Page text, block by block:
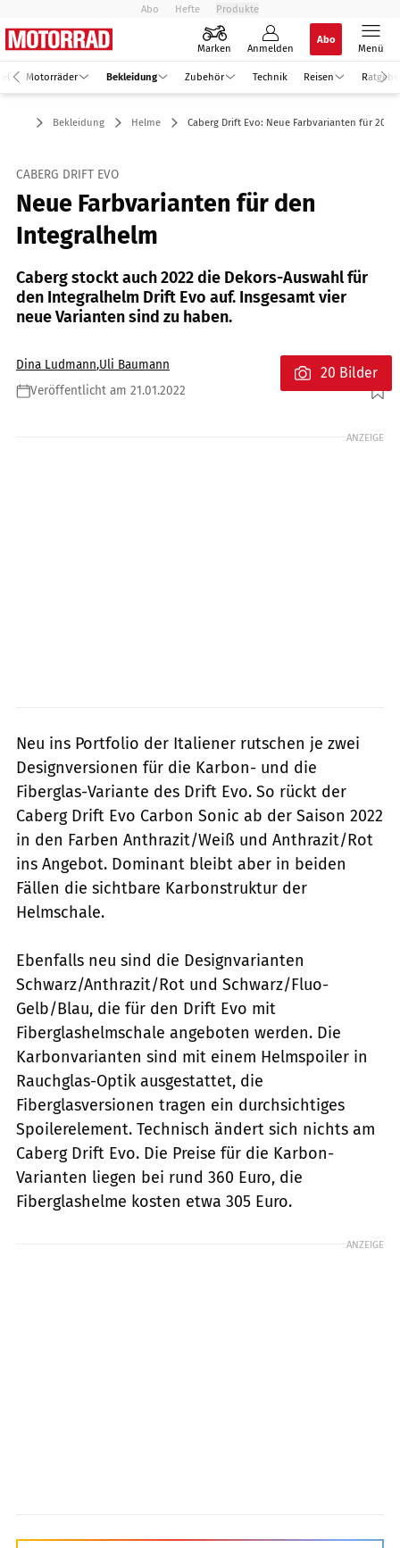
Abo Hefte Produkte
Marken Anmelden
Abo
Menü
Motorräder Bekleidung Zubehör Technik Reisen
Bekleidung Helme Caberg Drift Evo: Neue Farbvarianten für 2022
CABERG DRIFT EVO
Neue Farbvarianten für den
Integralhelm
Caberg stockt auch 2022 die Dekors-Auswahl für
den Integralhelm Drift Evo auf. Insgesamt vier
neue Varianten sind zu haben.
Dina Ludmann,Uli Baumann
Veröffentlicht am 21.01.2022
Foto: Caberg
20 Bilder
ANZEIGE
Neu ins Portfolio der Italiener rutschen je zwei
Designversionen für die Karbon- und die
Fiberglas-Variante des Drift Evo. So rückt der
Caberg Drift Evo Carbon Sonic ab der Saison 2022
in den Farben Anthrazit/Weiß und Anthrazit/Rot
ins Angebot. Dominant bleibt aber in beiden
Fällen die sichtbare Karbonstruktur der
Helmschale.
Ebenfalls neu sind die Designvarianten
Schwarz/Anthrazit/Rot und Schwarz/Fluo-
Gelb/Blau, die für den Drift Evo mit
Fiberglashelmschale angeboten werden. Die
Karbonvarianten sind mit einem Helmspoiler in
Rauchglas-Optik ausgestattet, die
Fiberglasversionen tragen ein durchsichtiges
Spoilerelement. Technisch ändert sich nichts am
Caberg Drift Evo. Die Preise für die Karbon-
Varianten liegen bei rund 360 Euro, die
Fiberglashelme kosten etwa 305 Euro.
ANZEIGE